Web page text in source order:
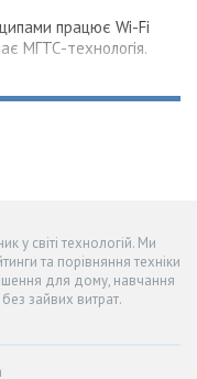
працює Wi-Fi
МГТС-технологія.
у світі технологій. Ми
та порівняння техніки
для дому, навчання
зайвих витрат.